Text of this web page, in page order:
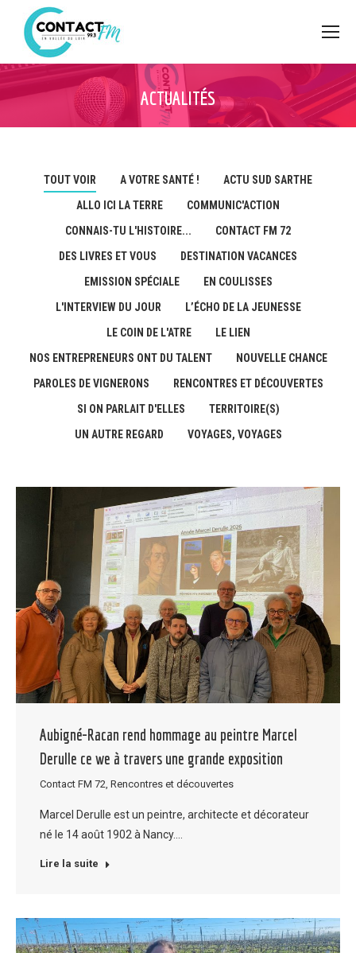
ACTUALITÉS
TOUT VOIR A VOTRE SANTÉ !
ACTU SUD SARTHE
ALLO ICI LA TERRE
COMMUNIC'ACTION
CONNAIS-TU L'HISTOIRE...
CONTACT FM 72
DES LIVRES ET VOUS
DESTINATION VACANCES
EMISSION SPÉCIALE
EN COULISSES
L'INTERVIEW DU JOUR
L’ÉCHO DE LA JEUNESSE
LE COIN DE L'ATRE
LE LIEN
NOS ENTREPRENEURS ONT DU TALENT
NOUVELLE CHANCE
PAROLES DE VIGNERONS
RENCONTRES ET DÉCOUVERTES
SI ON PARLAIT D'ELLES
TERRITOIRE(S)
UN AUTRE REGARD
VOYAGES, VOYAGES
Aubigné-Racan rend hommage au peintre Marcel
Derulle ce we à travers une grande exposition
Contact FM 72 Rencontres et découvertes
Marcel Derulle est un peintre, architecte et décorateur
né le 14 août 1902 à Nancy.…
Lire la suite